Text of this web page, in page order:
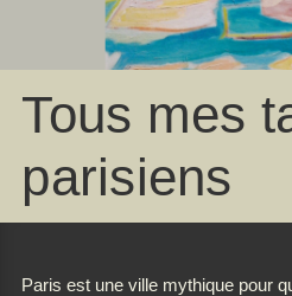
Tous mes
parisiens
Paris est une ville mythique pour